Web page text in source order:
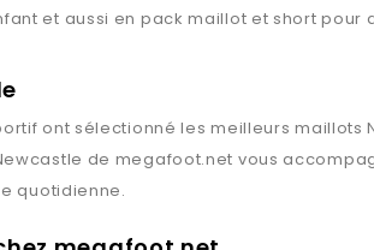
et aussi en pack maillot et short pour
ont sélectionné les meilleurs maillots
de megafoot.net vous
quotidienne.